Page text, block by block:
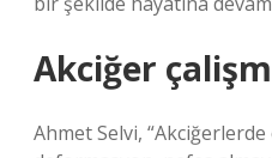
Akciğer
Ahmet Selvi,